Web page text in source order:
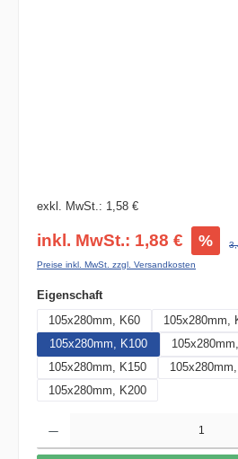
exkl. MwSt.: 1,58 €
inkl. MwSt.: 1,88 € %
Preise inkl. MwSt. zzgl. Versandkosten
Eigenschaftauswählen
105x280mm, K60
105x280mm,
105x280mm, K100
105x280mm, K150
105x280mm, K200